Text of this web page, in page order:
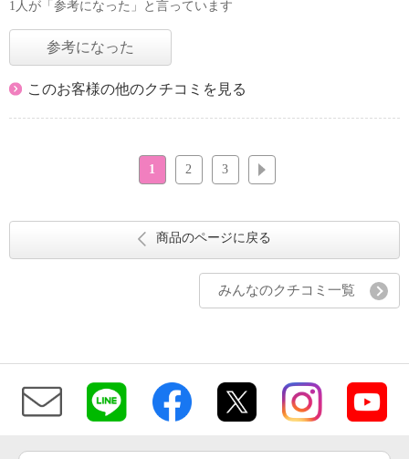
1人が「参考になった」と言っています
参考になった
このお客様の他のクチコミを見る
1 2 3
商品のページに戻る
みんなのクチコミ一覧